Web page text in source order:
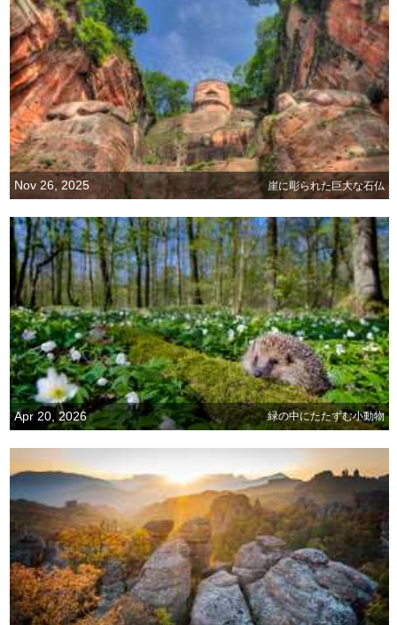
Nov 26, 2025 崖に彫られた巨大な石仏
Apr 20, 2026 緑の中にたたずむ小動物